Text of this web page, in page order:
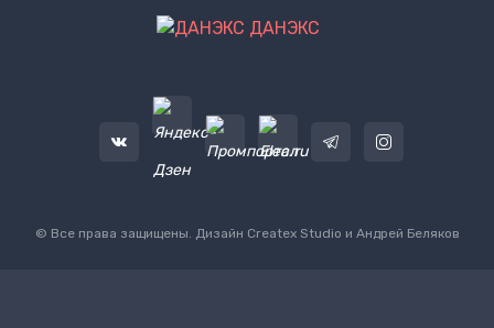
ДАНЭКС
© Все права защищены. Дизайн Createx Studio и Андрей Беляков